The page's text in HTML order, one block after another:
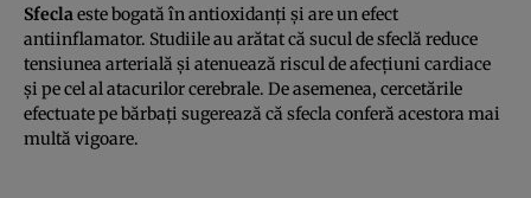
Sfeclaeste bogată în antioxidanţi şi are un efect
antiinflamator. Studiile au arătat că sucul de sfeclă reduce
tensiunea arterială şi atenuează riscul de afecţiuni cardiace
şi pe cel al atacurilor cerebrale. De asemenea, cercetările
efectuate pe bărbaţi sugerează că sfecla conferă acestora mai
multă vigoare.